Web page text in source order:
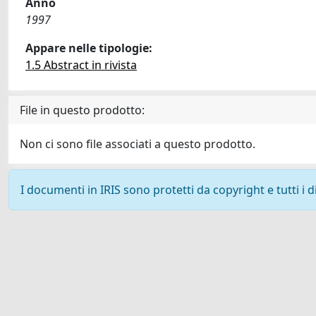
1997
Appare nelle tipologie:
1.5 Abstract in rivista
File in questo prodotto:
Non ci sono file associati a questo prodotto.
I documenti in IRIS sono protetti da copyright e tutti i